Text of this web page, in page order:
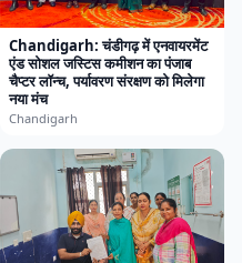
Chandigarh: चंडीगढ़ में एनवायरमेंट
एंड सोशल जस्टिस कमीशन का पंजाब
चैप्टर लॉन्च, पर्यावरण संरक्षण को मिलेगा
नया मंच
Chandigarh